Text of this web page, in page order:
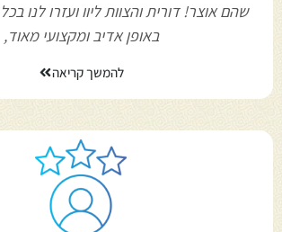
שהם אוצר! דורית והצוות ליוו ועזרו לנו
באופן אדיב ומקצועי מאוד,
להמשך קריאה